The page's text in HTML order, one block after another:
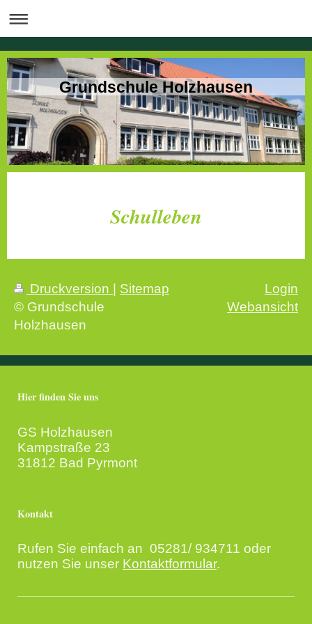
Grundschule Holzhausen
Schulleben
Druckversion
Sitemap
© Grundschule
Holzhausen
Login
Webansicht
Hier finden Sie uns
GS Holzhausen
Kampstraße 23
31812 Bad Pyrmont
Kontakt
Rufen Sie einfach an 05281/ 934711 oder
nutzen Sie unser Kontaktformular.